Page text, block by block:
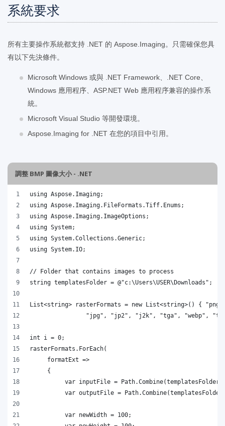
系統要求
所有主要操作系統都支持 .NET 的 Aspose.Imaging。只需確保您具
有以下先決條件。
Microsoft Windows 或與 .NET Framework、.NET Core、
Windows 應用程序、ASP.NET Web 應用程序兼容的操作系
統。
Microsoft Visual Studio 等開發環境。
Aspose.Imaging for .NET 在您的項目中引用。
調整 BMP 圖像大小 - .NET